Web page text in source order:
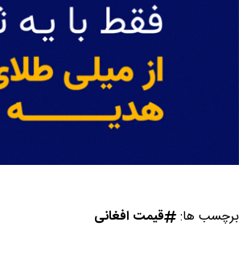
برچسب ها: قیمت افغانی